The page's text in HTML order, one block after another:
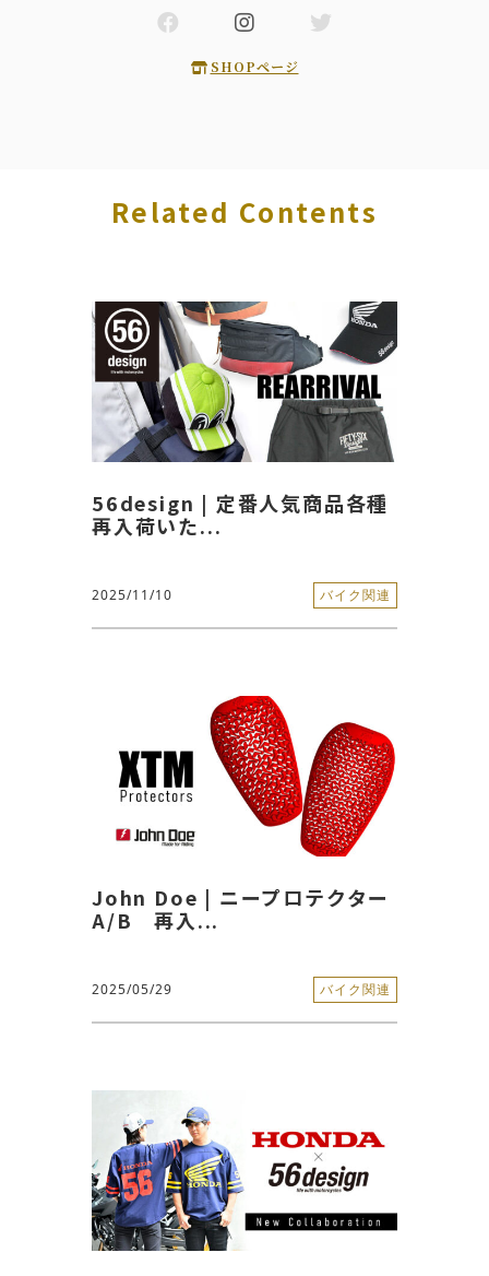
SHOPページ
Related Contents
56design | 定番人気商品各種
再入荷いた...
2025/11/10 バイク関連
John Doe | ニープロテクター
A/B 再入...
2025/05/29 バイク関連